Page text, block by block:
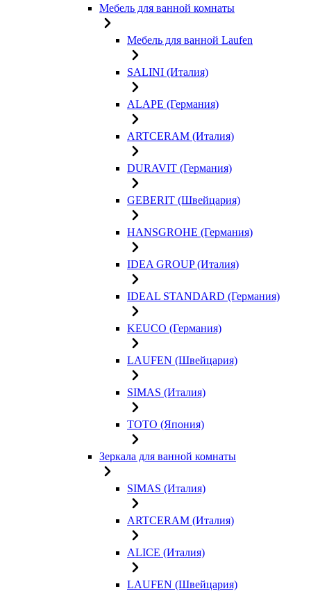
Мебель для ванной комнаты
Мебель для ванной Laufen
SALINI (Италия)
ALAPE (Германия)
ARTCERAM (Италия)
DURAVIT (Германия)
GEBERIT (Швейцария)
HANSGROHE (Германия)
IDEA GROUP (Италия)
IDEAL STANDARD (Германия)
KEUCO (Германия)
LAUFEN (Швейцария)
SIMAS (Италия)
TOTO (Япония)
Зеркала для ванной комнаты
SIMAS (Италия)
ARTCERAM (Италия)
ALICE (Италия)
LAUFEN (Швейцария)